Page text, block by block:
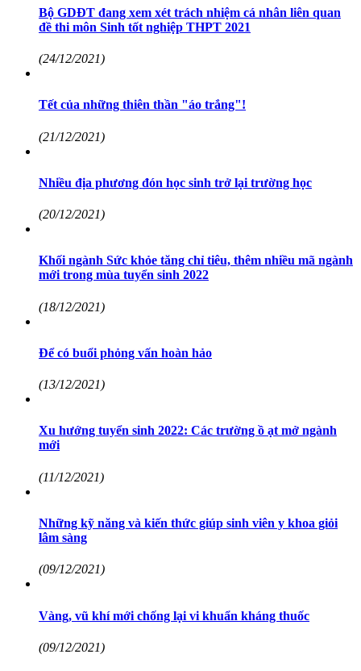
Bộ GDĐT đang xem xét trách nhiệm cá nhân liên quan
đề thi môn Sinh tốt nghiệp THPT 2021
(24/12/2021)
Tết của những thiên thần "áo trắng"!
(21/12/2021)
Nhiều địa phương đón học sinh trở lại trường học
(20/12/2021)
Khối ngành Sức khỏe tăng chỉ tiêu, thêm nhiều mã ngành
mới trong mùa tuyển sinh 2022
(18/12/2021)
Để có buổi phỏng vấn hoàn hảo
(13/12/2021)
Xu hướng tuyển sinh 2022: Các trường ồ ạt mở ngành
mới
(11/12/2021)
Những kỹ năng và kiến thức giúp sinh viên y khoa giỏi
lâm sàng
(09/12/2021)
Vàng, vũ khí mới chống lại vi khuẩn kháng thuốc
(09/12/2021)